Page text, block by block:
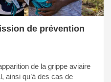
de prévention
de la grippe aviaire
ainsi qu’à des cas de